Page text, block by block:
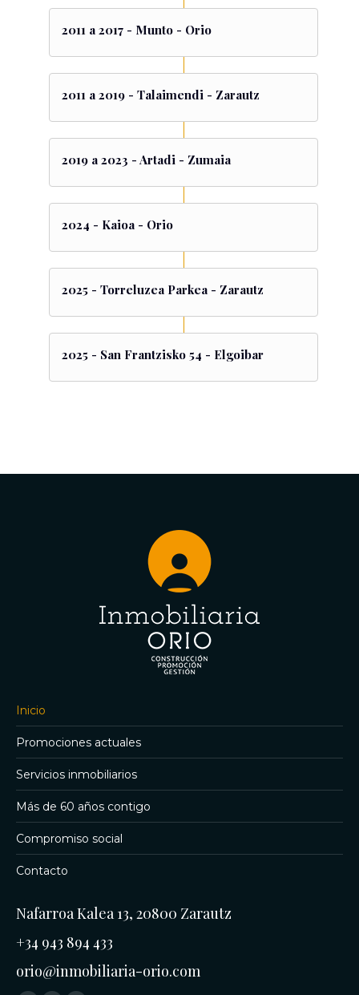
2011 a 2017 - Munto - Orio
2011 a 2019 - Talaimendi - Zarautz
2019 a 2023 - Artadi - Zumaia
2024 - Kaioa - Orio
2025 - Torreluzea Parkea - Zarautz
2025 - San Frantzisko 54 - Elgoibar
Inicio
Promociones actuales
Servicios inmobiliarios
Más de 60 años contigo
Compromiso social
Contacto
Nafarroa Kalea 13, 20800 Zarautz
+34 943 894 433
orio@inmobiliaria-orio.com